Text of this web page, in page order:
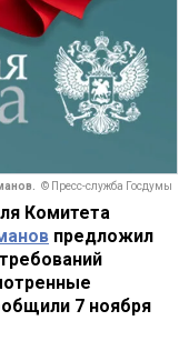
© Пресс-служба Госдумы
Комитета
предложил
7 ноября